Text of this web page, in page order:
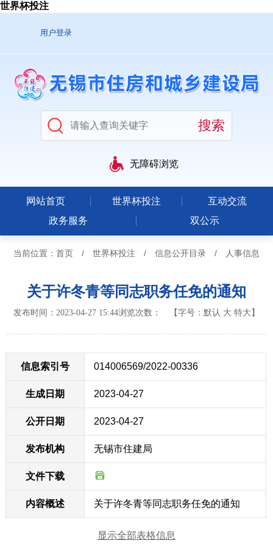
世界杯投注
用户登录
无障碍浏览
网站首页 世界杯投注
互动交流
政务服务
双公示
当前位置： 首页 / 世界杯投注 / 信息公开目录 / 人事信息
关于许冬青等同志职务任免的通知
发布时间：2023-04-27 15:44浏览次数： 【字号： 默认 大 特大 】
信息索引号 014006569/2022-00336
生成日期 2023-04-27
公开日期 2023-04-27
发布机构 无锡市住建局
文件下载
内容概述 关于许冬青等同志职务任免的通知
显示全部表格信息